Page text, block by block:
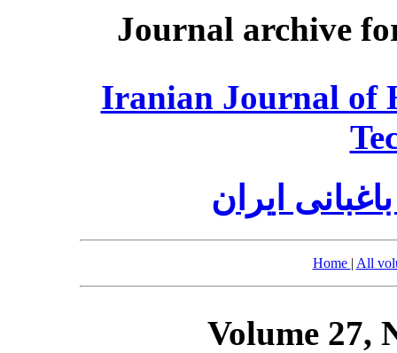
Journal archive
Iranian Journal of
ایران
Home | All
Volume 27,